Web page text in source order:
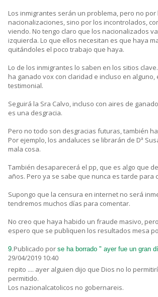
Los inmigrantes serán un problema, pero no por
nacionalizaciones, sino por los incontrolados,
viendo. No tengo claro que los nacionalizados
izquierda. Lo que ellos necesitan es que haya
quitándoles el poco trabajo que haya.
Lo de los inmigrantes lo saben en los sitios
ha ganado vox con claridad e incluso en alguno,
testimonial.
Seguirá la Sra Calvo, incluso con aires de
es una desgracia.
Pero no todo son desgracias futuras, también
Por ejemplo, los andaluces se librarán de Dª
mala cosa.
También desaparecerá el pp, que es algo que
años. Pero ya se sabe que nunca es tarde para
Supongo que la censura en internet no será
tendremos muchos días para comentar.
No creo que haya habido un fraude masivo,
espero que se publiquen los resultados mesa
9. Publicado por se ha borrado " ayer fue un gran
29/04/2019 10:40
repito .... ayer alguien dijo que Dios no lo
permitido.
Los nazionalcatolicos no gobernareis.